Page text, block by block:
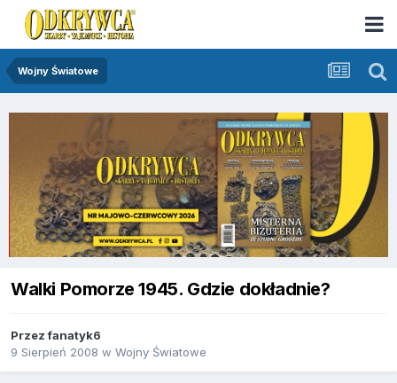
Wojny Światowe
Walki Pomorze 1945. Gdzie dokładnie?
Przezfanatyk6
9 Sierpień 2008 w Wojny Światowe